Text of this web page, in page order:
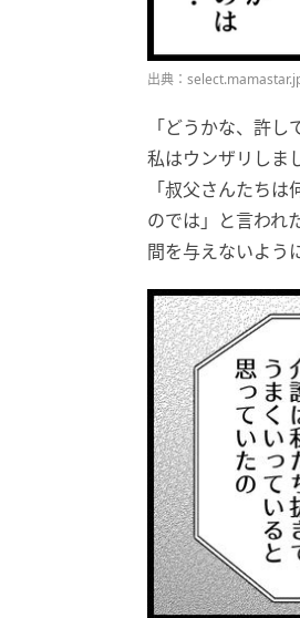
出典：
「どうかな、許
私はウンザリしま
「叔父さんたち
のでは」と言われ
間を与えないよう